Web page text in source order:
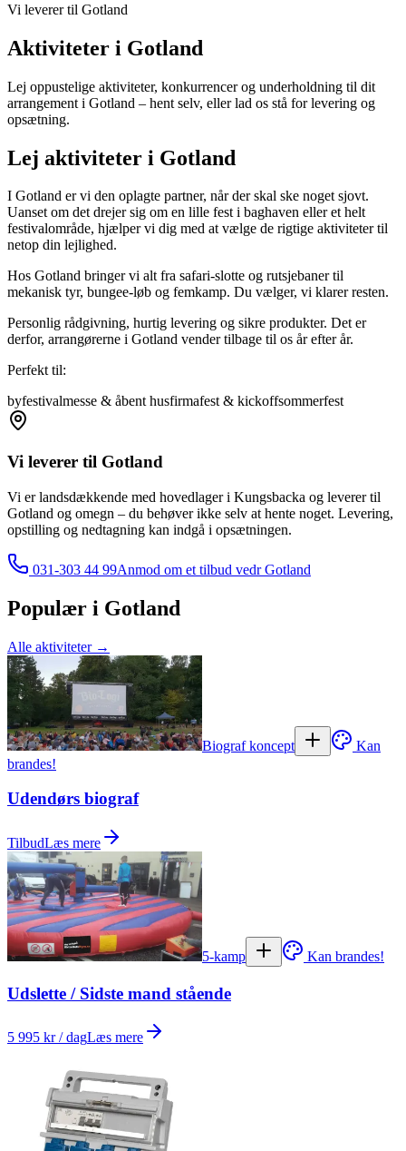
Vi leverer til Gotland
Aktiviteter i Gotland
Lej oppustelige aktiviteter, konkurrencer og underholdning til dit
arrangement i Gotland – hent selv, eller lad os stå for levering og
opsætning.
Lej aktiviteter i Gotland
I Gotland er vi den oplagte partner, når der skal ske noget sjovt.
Uanset om det drejer sig om en lille fest i baghaven eller et helt
festivalområde, hjælper vi dig med at vælge de rigtige aktiviteter til
netop din lejlighed.
Hos Gotland bringer vi alt fra safari-slotte og rutsjebaner til
mekanisk tyr, bungee-løb og femkamp. Du vælger, vi klarer resten.
Personlig rådgivning, hurtig levering og sikre produkter. Det er
derfor, arrangørerne i Gotland vender tilbage til os år efter år.
Perfekt til:
byfestivalmesse & åbent husfirmafest & kickoffsommerfest
Vi leverer til Gotland
Vi er landsdækkende med hovedlager i Kungsbacka og leverer til
Gotland og omegn – du behøver ikke selv at hente noget. Levering,
opstilling og nedtagning kan indgå i opsætningen.
031-303 44 99Anmod om et tilbud vedr Gotland
Populær i Gotland
Alle aktiviteter→
Biograf koncept
Kan
brandes!
Udendørs biograf
TilbudLæs mere
5-kamp Kan brandes!
Udslette / Sidste mand stående
5 995 kr / dagLæs mere